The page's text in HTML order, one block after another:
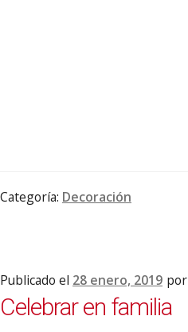
Categoría: Decoración
Publicado el 28 enero, 2019 por
Celebrar en familia